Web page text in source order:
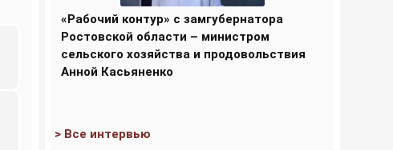
«Рабочий контур» с замгубернатора
Ростовской области – министром
сельского хозяйства и продовольствия
Анной Касьяненко
> Все интервью